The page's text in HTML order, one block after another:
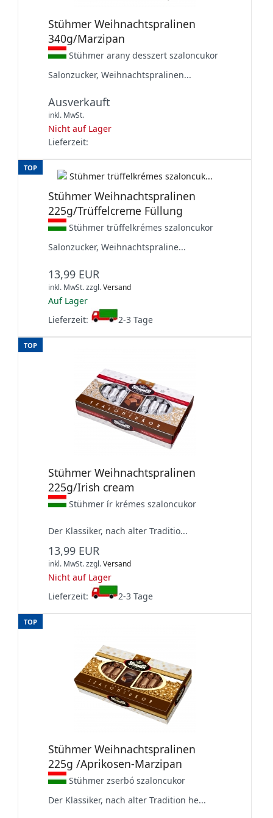
Stühmer Weihnachtspralinen
340g/Marzipan
Stühmer arany desszert szaloncukor
Salonzucker, Weihnachtspralinen...
Ausverkauft
inkl. MwSt.
Nicht auf Lager
Lieferzeit:
TOP
Stühmer Weihnachtspralinen
225g/Trüffelcreme Füllung
Stühmer trüffelkrémes szaloncukor
Salonzucker, Weihnachtspraline...
13,99 EUR
inkl. MwSt.zzgl.Versand
Auf Lager
Lieferzeit:
2-3 Tage
TOP
Stühmer Weihnachtspralinen
225g/Irish cream
Stühmer ír krémes szaloncukor
Der Klassiker, nach alter Traditio...
13,99 EUR
inkl. MwSt.zzgl.Versand
Nicht auf Lager
Lieferzeit:
2-3 Tage
TOP
Stühmer Weihnachtspralinen
225g /Aprikosen-Marzipan
Stühmer zserbó szaloncukor
Der Klassiker, nach alter Tradition he...